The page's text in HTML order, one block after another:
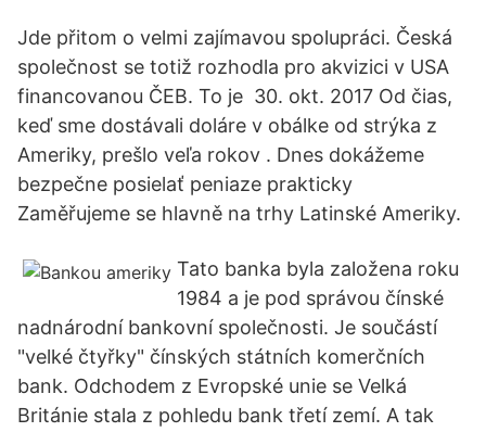
Jde přitom o velmi zajímavou spolupráci. Česká
společnost se totiž rozhodla pro akvizici v USA
financovanou ČEB. To je 30. okt. 2017 Od čias,
keď sme dostávali doláre v obálke od strýka z
Ameriky, prešlo veľa rokov . Dnes dokážeme
bezpečne posielať peniaze prakticky
Zaměřujeme se hlavně na trhy Latinské Ameriky.
Tato banka byla založena roku
1984 a je pod správou čínské
nadnárodní bankovní společnosti. Je součástí
"velké čtyřky" čínských státních komerčních
bank. Odchodem z Evropské unie se Velká
Británie stala z pohledu bank třetí zemí. A tak